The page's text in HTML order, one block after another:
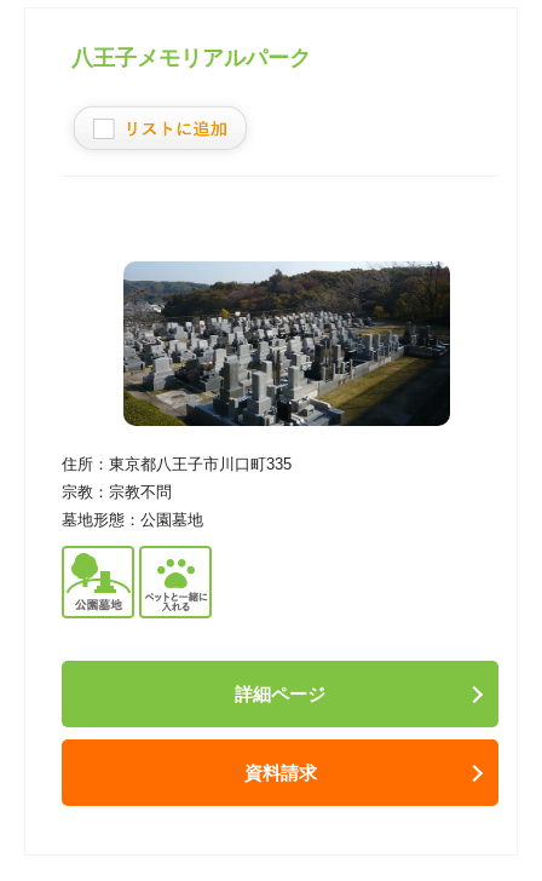
八王子メモリアルパーク
住所： 東京都八王子市川口町335
宗教： 宗教不問
墓地形態： 公園墓地
詳細ページ
資料請求